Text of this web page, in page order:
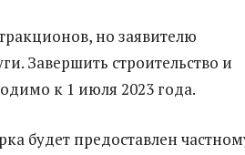
но заявителю
Завершить строительство и
к 1 июля 2023 года.
будет предоставлен